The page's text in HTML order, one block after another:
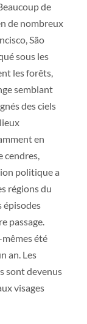
de
de nombreux
São
sous les
les forêts,
semblant
des ciels
en
cendres,
politique a
régions du
épisodes
passage.
été
an. Les
sont devenus
visages